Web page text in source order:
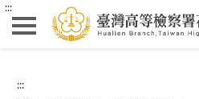
:::
:::